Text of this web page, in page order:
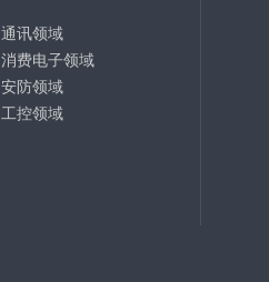
通讯领域
消费电子领域
安防领域
工控领域